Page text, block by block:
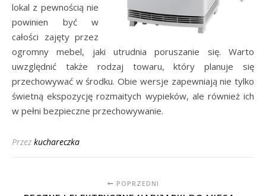
lokal z pewnością nie
powinien być w
całości zajęty przez
ogromny mebel, jaki utrudnia poruszanie się. Warto
uwzględnić także rodzaj towaru, który planuje się
przechowywać w środku. Obie wersje zapewniają nie tylko
świetną ekspozycję rozmaitych wypieków, ale również ich
w pełni bezpieczne przechowywanie.
Przez kuchareczka
POPRZEDNI